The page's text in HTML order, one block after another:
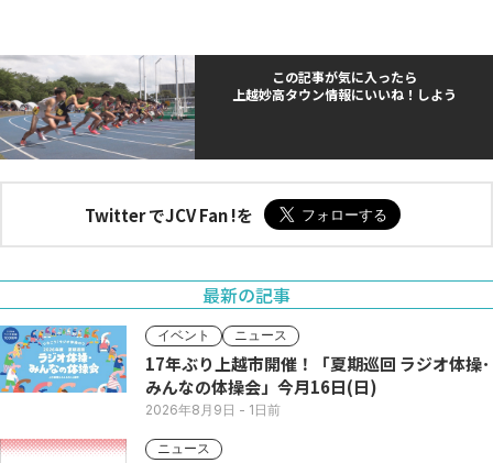
この記事が気に入ったら
上越妙高タウン情報にいいね！しよう
Twitter でJCV Fan !を
最新の記事
イベント ニュース
17年ぶり上越市開催！「夏期巡回 ラジオ体操･
みんなの体操会」今月16日(日)
2026年8月9日 - 1日前
ニュース